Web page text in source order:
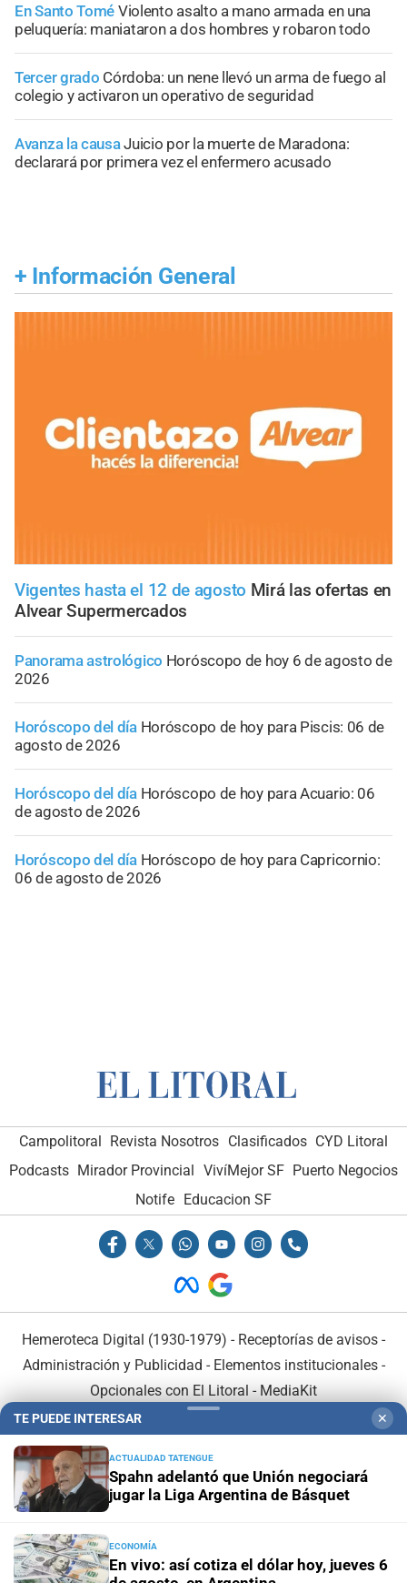
En Santo Tomé Violento asalto a mano armada en una
peluquería: maniataron a dos hombres y robaron todo
Tercer grado Córdoba: un nene llevó un arma de fuego al
colegio y activaron un operativo de seguridad
Avanza la causaJuicio por la muerte de Maradona:
declarará por primera vez el enfermero acusado
+ Información General
Vigentes hasta el 12 de agosto Mirá las ofertas en
Alvear Supermercados
Panorama astrológico Horóscopo de hoy 6 de agosto de
2026
Horóscopo del día Horóscopo de hoy para Piscis: 06 de
agosto de 2026
Horóscopo del día Horóscopo de hoy para Acuario: 06
de agosto de 2026
Horóscopo del día Horóscopo de hoy para Capricornio:
06 de agosto de 2026
Campolitoral Revista Nosotros Clasificados CYD Litoral
Podcasts Mirador Provincial VivíMejor SF Puerto Negocios
Notife
Educacion SF
Hemeroteca Digital (1930-1979) - Receptorías de avisos -
Administración y Publicidad - Elementos institucionales-
Opcionales con El Litoral - MediaKit
En Asociación con:
TE PUEDE INTERESAR ✕
ACTUALIDAD TATENGUE
Spahn adelantó que Unión negociará
jugar la Liga Argentina de Básquet
ECONOMÍA
En vivo: así cotiza el dólar hoy, jueves 6